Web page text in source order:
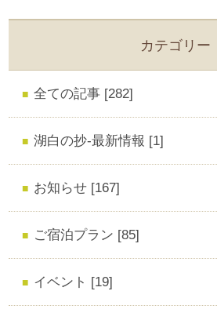
カテゴリー
全ての記事 [282]
湖白の抄‐最新情報 [1]
お知らせ [167]
ご宿泊プラン [85]
イベント [19]